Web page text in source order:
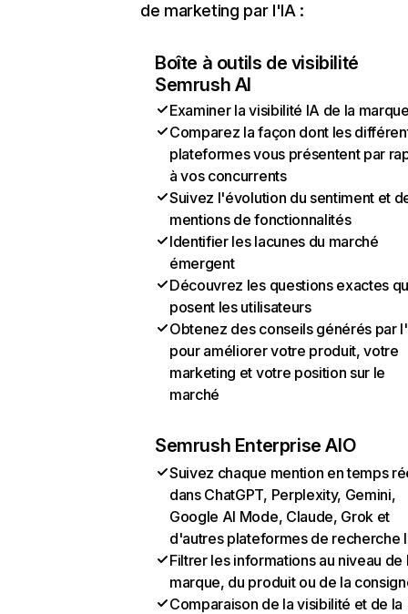
de marketing par l'IA :
Boîte à outils de visibilité
Semrush AI
Examiner la visibilité IA de la
Comparez la façon dont les
plateformes vous présentent par
à vos concurrents
Suivez l'évolution du sentiment et
mentions de fonctionnalités
Identifier les lacunes du marché
émergent
Découvrez les questions exactes
posent les utilisateurs
Obtenez des conseils générés par
pour améliorer votre produit, votre
marketing et votre position sur le
marché
Semrush Enterprise AIO
Suivez chaque mention en temps
dans ChatGPT, Perplexity, Gemini,
Google AI Mode, Claude, Grok et
d'autres plateformes de recherche
Filtrer les informations au niveau de
marque, du produit ou de la
Comparaison de la visibilité et de la